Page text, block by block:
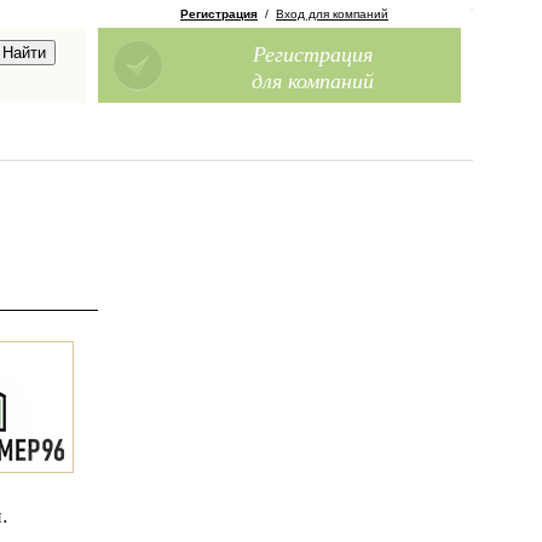
Регистрация / Вход для компаний
Регистрация
для компаний